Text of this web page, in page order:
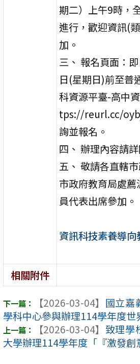
期二）上午9時，
進行，歡迎資訊(
加。
三、 報名頁面：
日(星期日)前至普
科資源平臺-高中
tps://reurl.cc/
詢並報名。
四、 辦理內容請
五、 敬請各直轄
市政府教育局處
員代表出席參加。
資訊科技素養導
相關附件
【2026-03-04】 國立嘉
學科中心參與辦理114學年度世
【2026-03-04】 致理學
大學辦理114學年度「『激發創